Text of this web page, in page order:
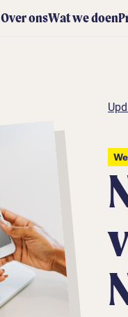
Over onsWat we doen